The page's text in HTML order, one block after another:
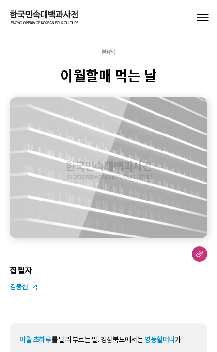
봄(春)
이월할매 먹는 날
집필자
김동섭
이월 초하루를 달리 부르는 말. 경상북도에서는영등할머니가